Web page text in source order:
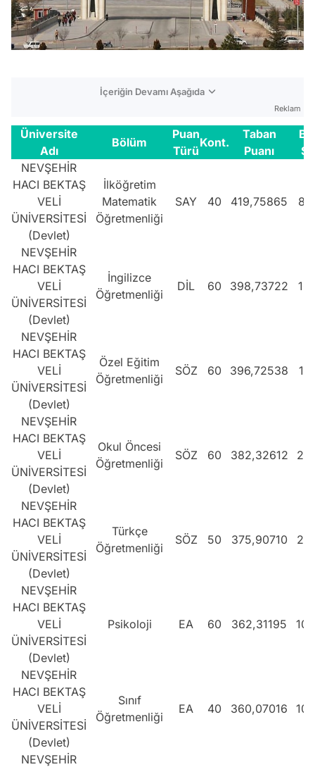
İçeriğin Devamı Aşağıda
Reklam
Üniversite
Adı
Bölüm
Puan
Türü
Kont.
Taban
Puanı
NEVŞEHİR
HACI BEKTAŞ
VELİ
ÜNİVERSİTESİ
(Devlet)
İlköğretim
Matematik
Öğretmenliği
SAY 40 419,75865
NEVŞEHİR
HACI BEKTAŞ
VELİ
ÜNİVERSİTESİ
(Devlet)
İngilizce
Öğretmenliği
DİL 60 398,73722
NEVŞEHİR
HACI BEKTAŞ
VELİ
ÜNİVERSİTESİ
(Devlet)
Özel Eğitim
Öğretmenliği
SÖZ 60 396,72538
NEVŞEHİR
HACI BEKTAŞ
VELİ
ÜNİVERSİTESİ
(Devlet)
Okul Öncesi
Öğretmenliği
SÖZ 60 382,32612
NEVŞEHİR
HACI BEKTAŞ
VELİ
ÜNİVERSİTESİ
(Devlet)
Türkçe
Öğretmenliği
SÖZ 50 375,90710
NEVŞEHİR
HACI BEKTAŞ
VELİ
ÜNİVERSİTESİ
(Devlet)
Psikoloji EA 60 362,31195
NEVŞEHİR
HACI BEKTAŞ
VELİ
ÜNİVERSİTESİ
(Devlet)
Sınıf
Öğretmenliği
EA 40 360,07016
NEVŞEHİR